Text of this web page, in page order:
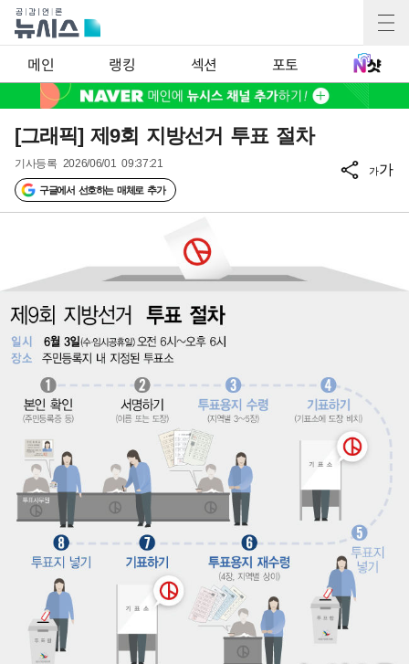
메인 랭킹 섹션 포토
[그래픽] 제9회 지방선거 투표 절차
기사등록 2026/06/01 09:37:21
구글에서 선호하는 매체로 추가
가가